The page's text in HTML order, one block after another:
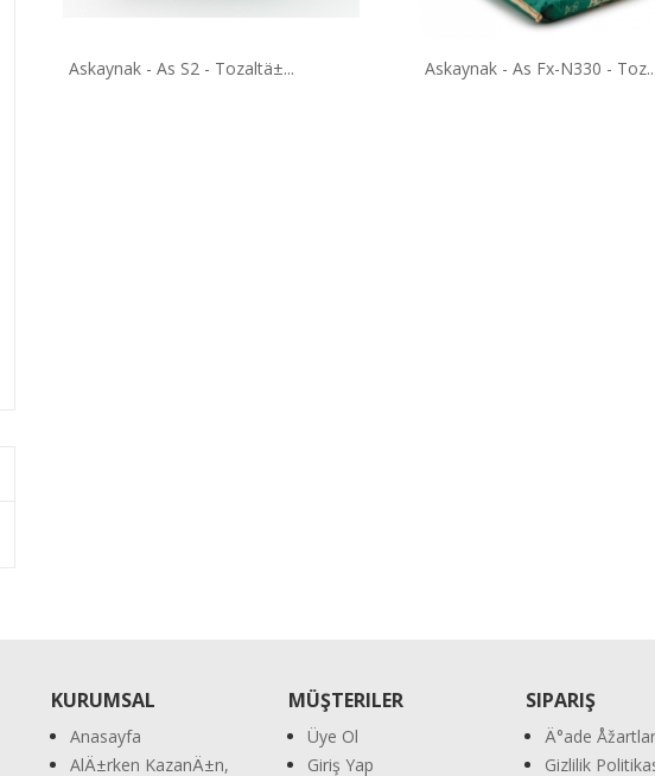
Askaynak - As S2 - Tozaltä±... Askaynak - As Fx-N330 -
KURUMSAL
Anasayfa
AlÄ±rken KazanÄ±n,
MÜŞTERILER
Üye Ol
Giriş Yap
SIPARIŞ
Ä°ade
Gizlilik